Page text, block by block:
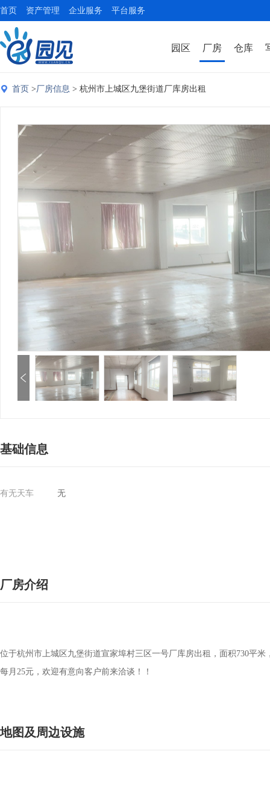
首页 资产管理 企业服务 平台服务
园区 厂房 仓库
首页 >厂房信息 > 杭州市上城区九堡街道厂库房出租
基础信息
有无天车 无
厂房介绍
位于杭州市上城区九堡街道宣家埠村三区一号厂库房出租，面积730平
每月25元，欢迎有意向客户前来洽谈！！
地图及周边设施